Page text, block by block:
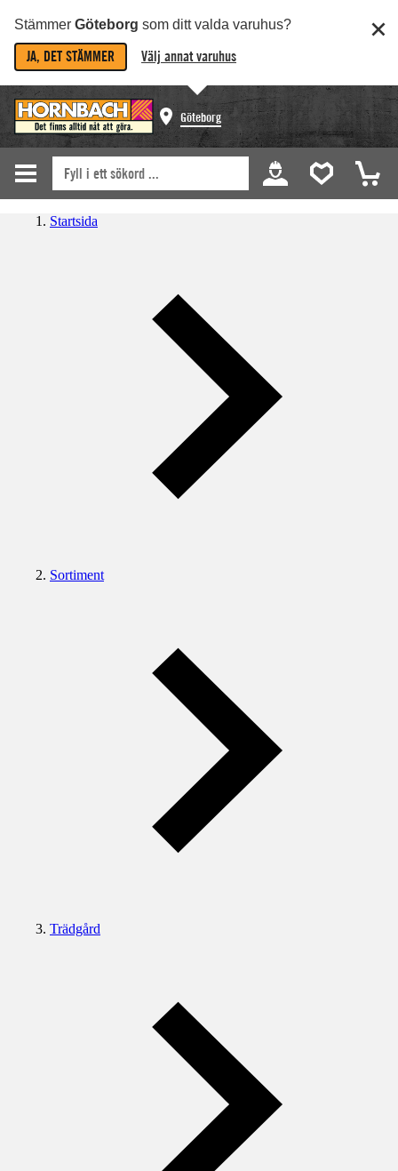
Stämmer Göteborg som ditt valda varuhus?
JA, DET STÄMMER Välj annat varuhus
Göteborg
Startsida
Sortiment
Trädgård